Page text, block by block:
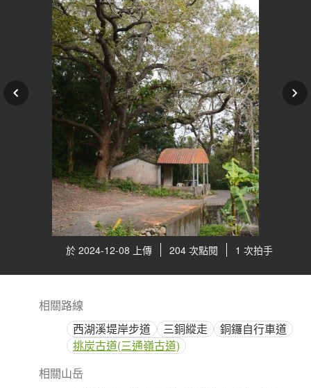
於 2024-12-08 上傳 204 次點閱 1 次拍手
相關路線
西湖溪堤岸步道
三銅縱走
銅鑼自行車道
挑炭古道(三通嶺古道)
相關山岳